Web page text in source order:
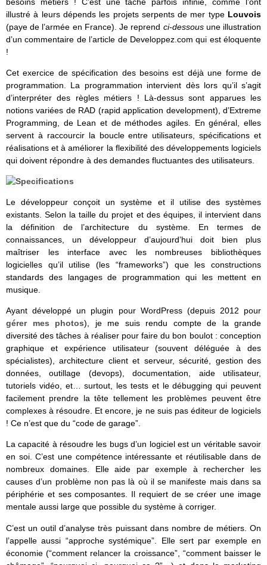
illustré à leurs dépends les projets serpents de mer type Louvois
(paye de l’armée en France). Je reprend ci-dessousune illustration
d’un commentaire de l’article de Developpez.com qui est éloquente
!
Cet exercice de spécification des besoins est déjà une forme de
programmation. La programmation intervient dès lors qu’il s’agit
d’interpréter des règles métiers ! Là-dessus sont apparues les
notions variées de RAD (rapid application development), d’Extreme
Programming, de Lean et de méthodes agiles. En général, elles
servent à raccourcir la boucle entre utilisateurs, spécifications et
réalisations et à améliorer la flexibilité des développements logiciels
qui doivent répondre à des demandes fluctuantes des utilisateurs.
Le développeur conçoit un système et il utilise des systèmes
existants. Selon la taille du projet et des équipes, il intervient dans
la définition de l’architecture du système. En termes de
connaissances, un développeur d’aujourd’hui doit bien plus
maîtriser les interface avec les nombreuses bibliothèques
logicielles qu’il utilise (les “frameworks”) que les constructions
standards des langages de programmation qui les mettent en
musique.
Ayant développé un plugin pour WordPress (depuis 2012 pour
gérer mes photos), je me suis rendu compte de la grande
diversité des tâches à réaliser pour faire du bon boulot : conception
graphique et expérience utilisateur (souvent déléguée à des
spécialistes), architecture client et serveur, sécurité, gestion des
données, outillage (devops), documentation, aide utilisateur,
tutoriels vidéo, et… surtout, les tests et le débugging qui peuvent
facilement prendre la tête tellement les problèmes peuvent être
complexes à résoudre. Et encore, je ne suis pas éditeur de logiciels
! Ce n’est que du “code de garage”.
La capacité à résoudre les bugs d’un logiciel est un véritable savoir
en soi. C’est une compétence intéressante et réutilisable dans de
nombreux domaines. Elle aide par exemple à rechercher les
causes d’un problème non pas là où il se manifeste mais dans sa
périphérie et ses composantes. Il requiert de se créer une image
mentale aussi large que possible du système à corriger.
C’est un outil d’analyse très puissant dans nombre de métiers. On
l’appelle aussi “approche systémique”. Elle sert par exemple en
économie (“comment relancer la croissance”, “comment baisser le